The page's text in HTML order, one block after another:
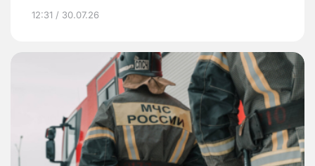
12:31 / 30.07.26